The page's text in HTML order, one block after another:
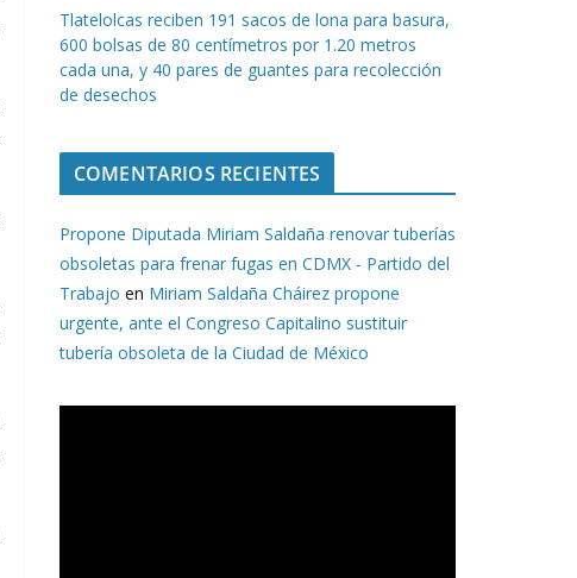
Tlatelolcas reciben 191 sacos de lona para basura,
600 bolsas de 80 centímetros por 1.20 metros
cada una, y 40 pares de guantes para recolección
de desechos
COMENTARIOS RECIENTES
Propone Diputada Miriam Saldaña renovar tuberías
obsoletas para frenar fugas en CDMX - Partido del
Trabajo en Miriam Saldaña Cháirez propone
urgente, ante el Congreso Capitalino sustituir
tubería obsoleta de la Ciudad de México